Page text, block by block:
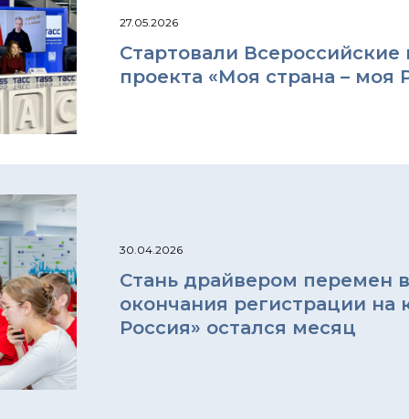
27.05.2026
Стартовали Всероссийские
проекта «Моя страна – моя
30.04.2026
Стань драйвером перемен
окончания регистрации на
Россия» остался месяц